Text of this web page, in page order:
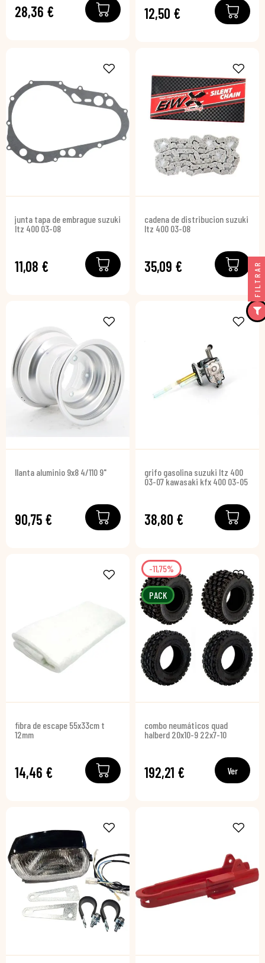
28,36 € 12,50 €
junta tapa de embrague suzuki
ltz 400 03-08
11,08 €
cadena de distribucion suzuki
ltz 400 03-08
35,09 €
llanta aluminio 9x8 4/110 9"
90,75 €
grifo gasolina suzuki ltz 400
03-07 kawasaki kfx 400 03-05
38,80 €
fibra de escape 55x33cm t
12mm
14,46 €
PACK
-11,75%
combo neumáticos quad
halberd 20x10-9 22x7-10
192,21 € Ver
FILTRAR